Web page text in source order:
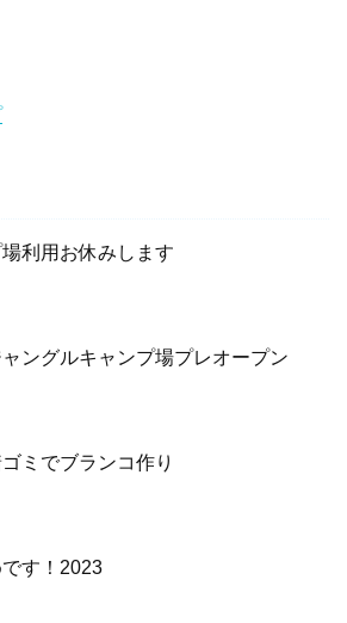
利用お休みします
ングルキャンプ場プレオープン
ミでブランコ作り
す！2023